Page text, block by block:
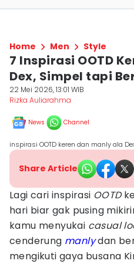
Home Men Style
7 Inspirasi OOTD
Dex, Simpel tapi
22 Mei 2026, 13:01 WIB
Rizka Auliarahma
News Channel
inspirasi OOTD keren dan manly ala
Share Article
Lagi cari inspirasi OOTD
hari biar gak pusing
kamu menyukai casual
cenderung manlydan
mengikuti gaya busana